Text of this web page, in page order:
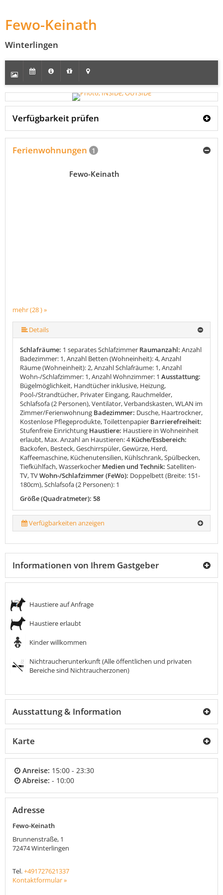
Fewo-Keinath
Winterlingen
Verfügbarkeit prüfen
Ferienwohnungen 1
mehr (28 ) »
mehr (28 ) »
mehr (28 ) »
mehr (28 ) »
mehr (28 ) »
mehr (28 ) »
mehr (28 ) »
mehr (28 ) »
mehr (28 ) »
mehr (28 ) »
mehr (28 ) »
mehr (28 ) »
mehr (28 ) »
mehr (28 ) »
mehr (28 ) »
mehr (28 ) »
mehr (28 ) »
mehr (28 ) »
mehr (28 ) »
mehr (28 ) »
mehr (28 ) »
mehr (28 ) »
mehr (28 ) »
mehr (28 ) »
mehr (28 ) »
Fewo-Keinath
Details
Schlafräume: 1 separates Schlafzimmer Raumanzahl: Anzahl
Badezimmer: 1, Anzahl Betten (Wohneinheit): 4, Anzahl
Räume (Wohneinheit): 2, Anzahl Schlafräume: 1, Anzahl
Wohn-/Schlafzimmer: 1, Anzahl Wohnzimmer: 1 Ausstattung:
Bügelmöglichkeit, Handtücher inklusive, Heizung,
Pool-/Strandtücher, Privater Eingang, Rauchmelder,
Schlafsofa (2 Personen), Ventilator, Verbandskasten, WLAN im
Zimmer/Ferienwohnung Badezimmer: Dusche, Haartrockner,
Kostenlose Pflegeprodukte, Toilettenpapier Barrierefreiheit:
Stufenfreie Einrichtung Haustiere: Haustiere in Wohneinheit
erlaubt, Max. Anzahl an Haustieren: 4Küche/Essbereich:
Backofen, Besteck, Geschirrspüler, Gewürze, Herd,
Kaffeemaschine, Küchenutensilien, Kühlschrank, Spülbecken,
Tiefkühlfach, Wasserkocher Medien und Technik: Satelliten-
TV, TVWohn-/Schlafzimmer (FeWo): Doppelbett (Breite: 151-
180cm), Schlafsofa (2 Personen): 1
Größe (Quadratmeter): 58
Verfügbarkeiten anzeigen
Informationen von Ihrem Gastgeber
Haustiere auf Anfrage
Haustiere erlaubt
Kinder willkommen
Nichtraucherunterkunft (Alle öffentlichen und privaten
Bereiche sind Nichtraucherzonen)
Ausstattung & Information
Karte
Anreise: 15:00 - 23:30
Abreise: - 10:00
Adresse
Fewo-Keinath
Brunnenstraße, 1
72474Winterlingen
Tel.+491727621337
Kontaktformular »